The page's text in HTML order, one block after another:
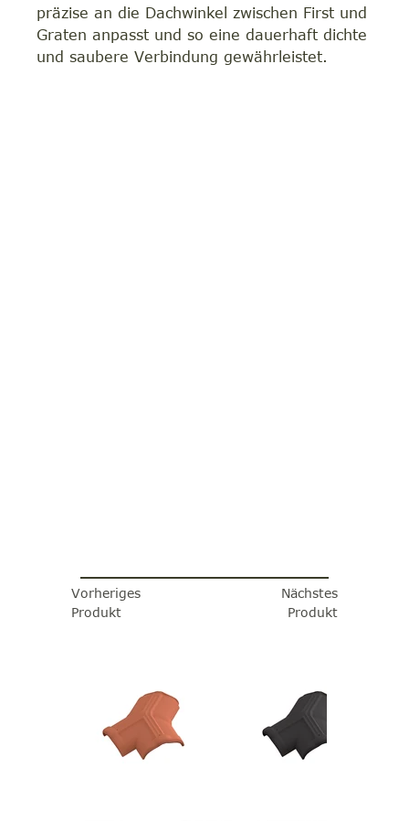
präzise an die Dachwinkel zwischen First und
Graten anpasst und so eine dauerhaft dichte
und saubere Verbindung gewährleistet.
Vorheriges
Produkt
Nächstes
Produkt